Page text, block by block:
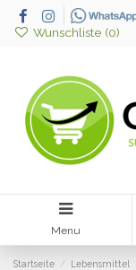
Wunschliste (0)
Menu
Startseite Lebensmittel